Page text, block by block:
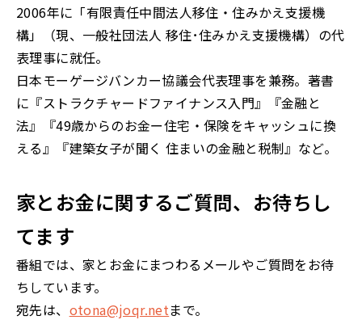
2006年に「有限責任中間法人移住・住みかえ支援機
構」（現、一般社団法人 移住･住みかえ支援機構）の代
表理事に就任。
日本モーゲージバンカー協議会代表理事を兼務。著書
に『ストラクチャードファイナンス入門』『金融と
法』『49歳からのお金ー住宅・保険をキャッシュに換
える』『建築女子が聞く 住まいの金融と税制』など。
家とお金に関するご質問、お待ちし
てます
番組では、家とお金にまつわるメールやご質問をお待
ちしています。
宛先は、 otona@joqr.netまで。